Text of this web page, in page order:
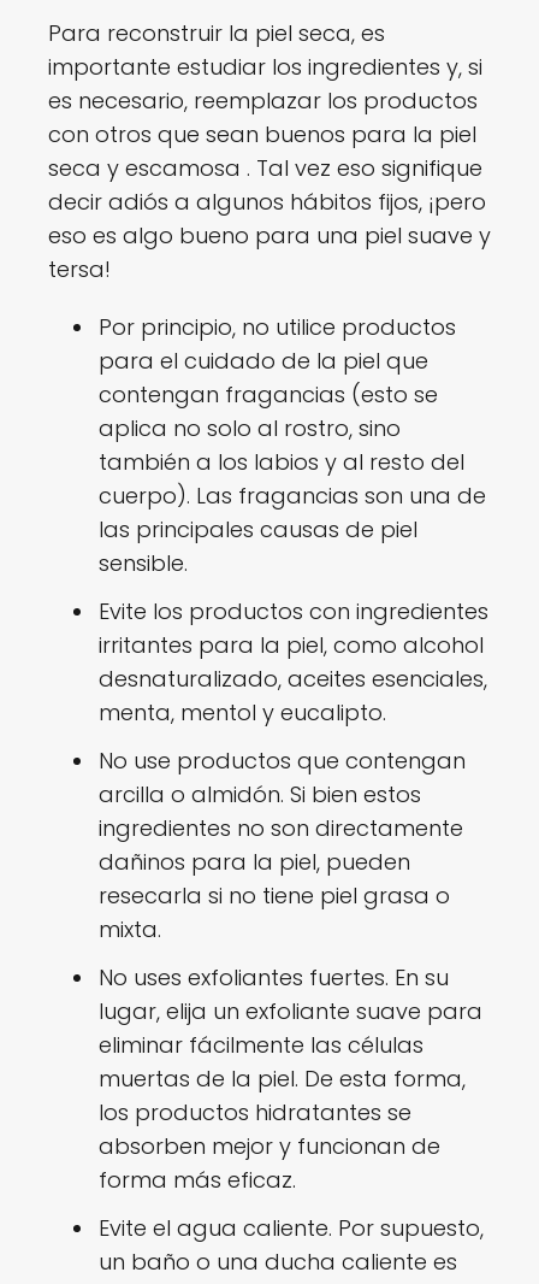
Para reconstruir la piel seca, es
importante estudiar los ingredientes y, si
es necesario, reemplazar los productos
con otros que sean buenos para la piel
seca y escamosa . Tal vez eso signifique
decir adiós a algunos hábitos fijos, ¡pero
eso es algo bueno para una piel suave y
tersa!
Por principio, no utilice productos
para el cuidado de la piel que
contengan fragancias (esto se
aplica no solo al rostro, sino
también a los labios y al resto del
cuerpo). Las fragancias son una de
las principales causas de piel
sensible.
Evite los productos con ingredientes
irritantes para la piel, como alcohol
desnaturalizado, aceites esenciales,
menta, mentol y eucalipto.
No use productos que contengan
arcilla o almidón. Si bien estos
ingredientes no son directamente
dañinos para la piel, pueden
resecarla si no tiene piel grasa o
mixta.
No uses exfoliantes fuertes. En su
lugar, elija un exfoliante suave para
eliminar fácilmente las células
muertas de la piel. De esta forma,
los productos hidratantes se
absorben mejor y funcionan de
forma más eficaz.
Evite el agua caliente. Por supuesto,
un baño o una ducha caliente es